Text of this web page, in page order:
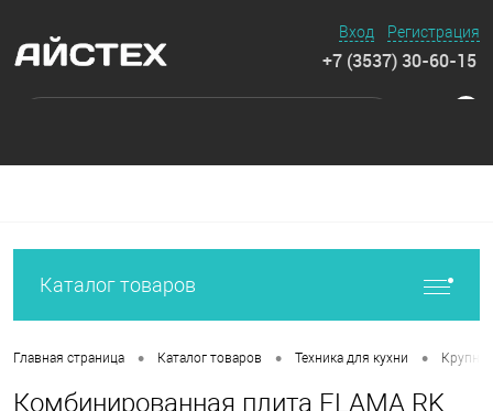
Вход Регистрация
+7 (3537) 30-60-15
Каталог товаров
Главная страница • Каталог товаров • Техника для кухни •
Комбинированная плита FLAMA RK